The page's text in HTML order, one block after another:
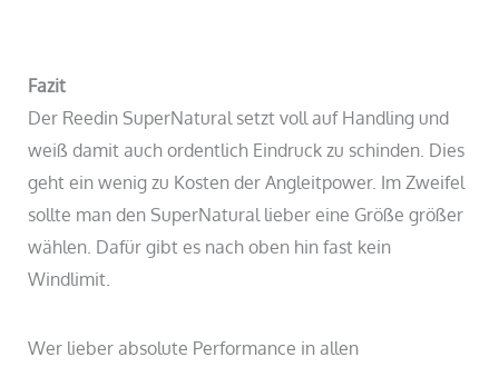
Fazit
Der Reedin SuperNatural setzt voll auf Handling und
weiß damit auch ordentlich Eindruck zu schinden. Dies
geht ein wenig zu Kosten der Angleitpower. Im Zweifel
sollte man den SuperNatural lieber eine Größe größer
wählen. Dafür gibt es nach oben hin fast kein
Windlimit.
Wer lieber absolute Performance in allen